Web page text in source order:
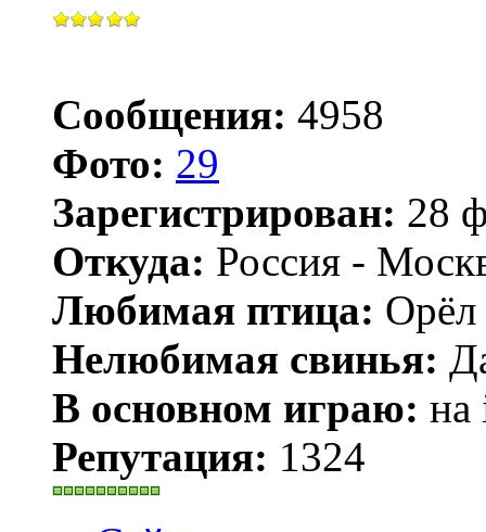
Сообщения: 4958
Фото: 29
Зарегистрирован: 28
Откуда: Россия -
Любимая птица:
Нелюбимая свинья:
В основном играю: на
Репутация: 1324